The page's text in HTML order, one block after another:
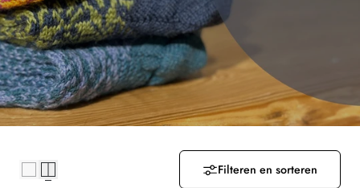
Z
A
M
Filteren en sorteren